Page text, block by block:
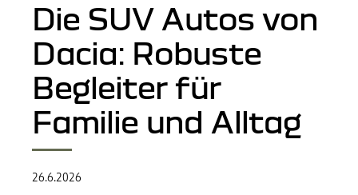
Ratgeber
Die SUV Autos von
Dacia: Robuste
Begleiter für
Familie und Alltag
26.6.2026